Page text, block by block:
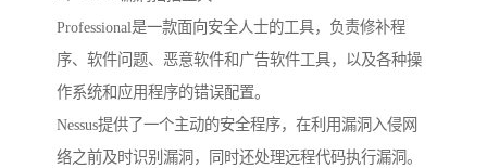
Professional是一款面向安全人士的工具，负责修补程
序、软件问题、恶意软件和广告软件工具，以及各种操
作系统和应用程序的错误配置。
Nessus提供了一个主动的安全程序，在利用漏洞入侵网
络之前及时识别漏洞，同时还处理远程代码执行漏洞。